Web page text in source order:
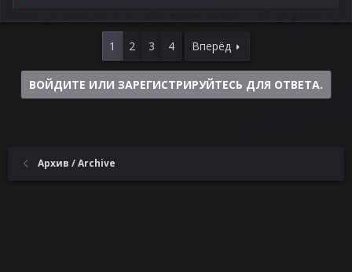
а
:
1 2 3 4 Вперёд
ВОЙДИТЕ ИЛИ ЗАРЕГИСТРИРУЙТЕСЬ ДЛЯ ОТВЕТА.
Архив / Archive